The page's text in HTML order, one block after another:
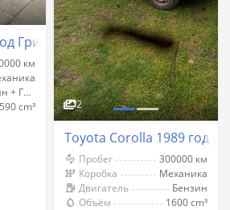
Григориополь
км
Бензин + Газ (Метан)
cm³ 2
Toyota Corolla 1989 год
Пробег
300000 км
Коробка
Механика
Двигатель
Бензин
Объём
1600 cm³